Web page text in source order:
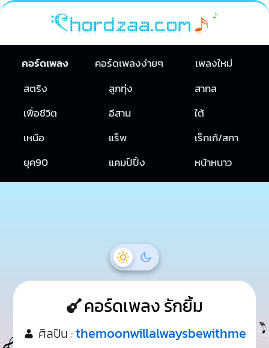
คอร์ดเพลง คอร์ดเพลงง่ายๆ
เพลงใหม่
สตริง
ลูกทุ่ง
สากล
เพื่อชีวิต
อีสาน
ใต้
เหนือ
แร็พ
เร็กเก้/สกา
ยุค90
แคมป์ปิ้ง หน้าหนาว
คอร์ดเพลง รักยิ้ม
ศิลปิน :themoonwillalwaysbewithme